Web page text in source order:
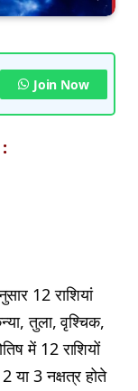
Join Now
12 राशियां
तुला, वृश्चिक,
में 12 राशियों
या 3 नक्षत्र होते